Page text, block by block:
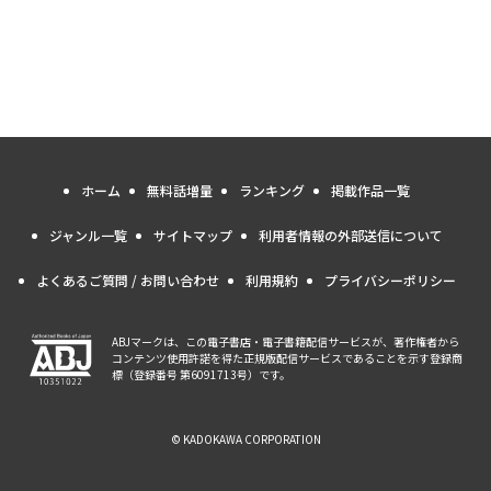
ホーム 無料話増量 ランキング 掲載作品一覧
ジャンル一覧 サイトマップ 利用者情報の外部送信について
よくあるご質問 / お問い合わせ 利用規約 プライバシーポリシー
ABJマークは、この電子書店・電子書籍配信サービスが、著作権者から
コンテンツ使用許諾を得た正規版配信サービスであることを示す登録商
標（登録番号 第6091713号）です。
© KADOKAWA CORPORATION